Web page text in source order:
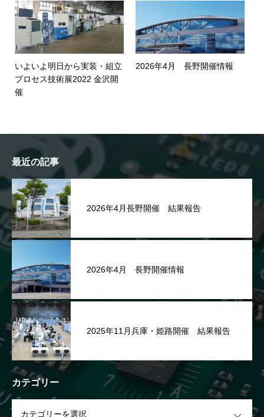
いよいよ明日から実装・組立
プロセス技術展2022 金沢開
催
2026年4月 長野開催情報
最近の記事
2026年4月長野開催 結果報告
2026年4月 長野開催情報
2025年11月兵庫・姫路開催 結果報告
カテゴリー